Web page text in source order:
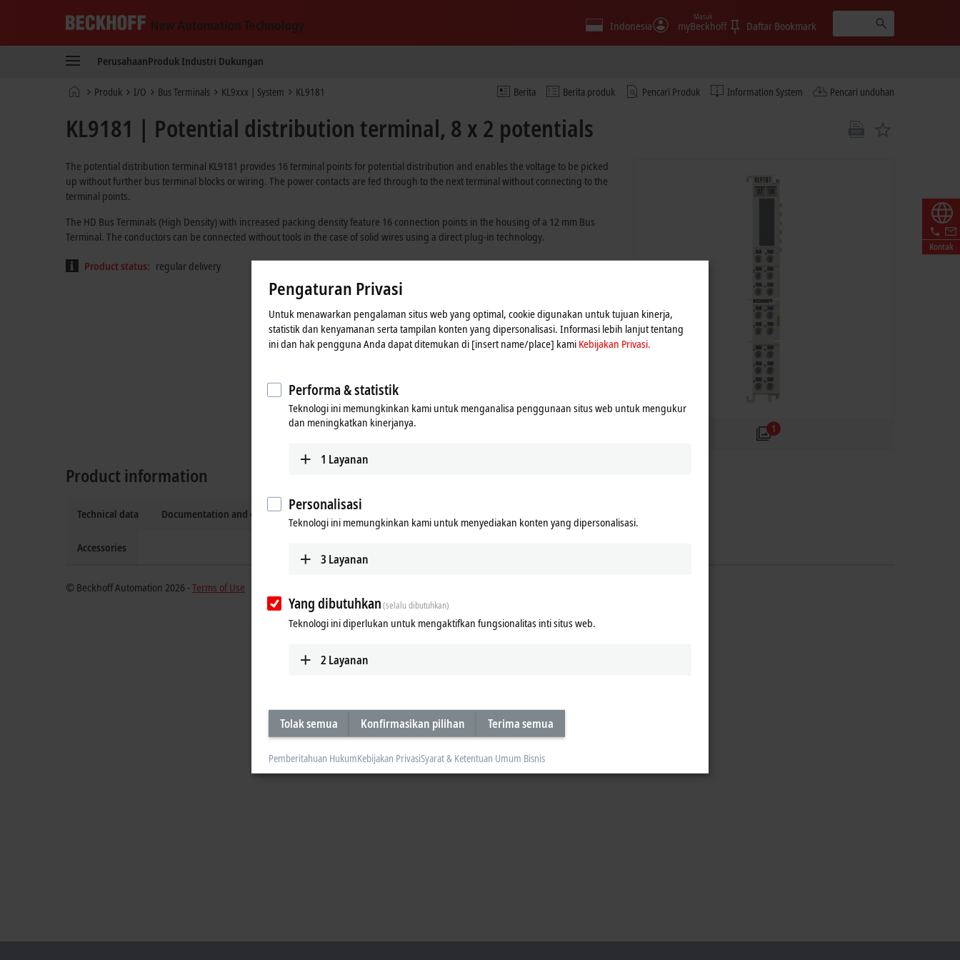
New
Technology
Indonesia myBeckhoff
Masuk
Daftar Bookmark
PerusahaanProduk Industri Dukungan
Berita Berita produk Pencari Produk Information System Pencari unduhan
BerandaProduk I/O Bus Terminals KL9xxx | System KL9181
Kontak
KL9181 | Potential distribution terminal, 8 x 2 potentials
1
The potential distribution terminal KL9181 provides 16 terminal points for potential distribution and enables the voltage to be picked
up without further bus terminal blocks or wiring. The power contacts are fed through to the next terminal without connecting to the
terminal points.
The HD Bus Terminals (High Density) with increased packing density feature 16 connection points in the housing of a 12 mm Bus
Terminal. The conductors can be connected without tools in the case of solid wires using a direct plug-in technology.
Product status: regular delivery
Product information
Technical data
Accessories
Documentation and downloads
© Beckhoff Automation 2026 -Terms of Use
Pengaturan Privasi
Untuk menawarkan pengalaman situs web yang optimal, cookie digunakan untuk tujuan kinerja,
statistik dan kenyamanan serta tampilan konten yang dipersonalisasi. Informasi lebih lanjut tentang
ini dan hak pengguna Anda dapat ditemukan di [insert name/place] kami Kebijakan Privasi.
Performa & statistik
Teknologi ini memungkinkan kami untuk menganalisa penggunaan situs web untuk mengukur
dan meningkatkan kinerjanya.
1 Layanan
Personalisasi
Teknologi ini memungkinkan kami untuk menyediakan konten yang dipersonalisasi.
3 Layanan
Yang dibutuhkan(selalu dibutuhkan)
Teknologi ini diperlukan untuk mengaktifkan fungsionalitas inti situs web.
2 Layanan
Tolak semua Konfirmasikan pilihan Terima semua
Pemberitahuan HukumKebijakan PrivasiSyarat & Ketentuan Umum Bisnis